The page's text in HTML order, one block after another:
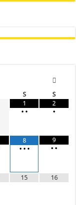
S
S
1
• •
2
•
8
• • •
9
• •
15 16